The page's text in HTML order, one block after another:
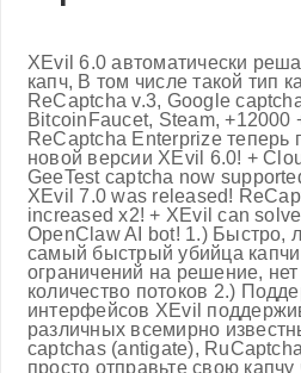
XEvil 6.0 автоматически
капч, В том числе такой тип
ReCaptcha v.3, Google
BitcoinFaucet, Steam, +12000
ReCaptcha Enterprize теперь
новой версии XEvil 6.0! +
GeeTest captcha now
XEvil 7.0 was released!
increased x2! + XEvil can
OpenClaw AI bot! 1.) Быстро,
самый быстрый убийца
ограничений на решение,
количество потоков 2.)
интерфейсов XEvil
различных всемирно
captchas (antigate),
просто отправьте свою